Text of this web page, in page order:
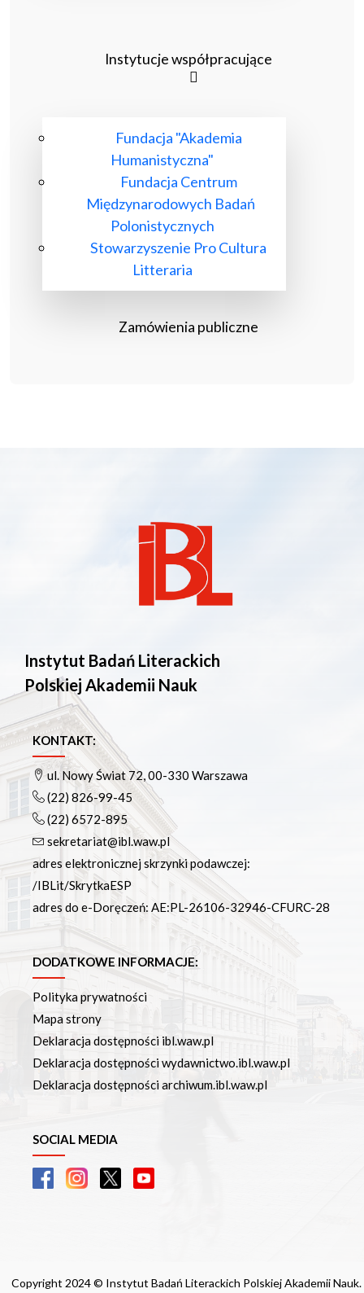
Instytucje współpracujące
Fundacja "Akademia
Humanistyczna"
Fundacja Centrum
Międzynarodowych Badań
Polonistycznych
Stowarzyszenie Pro Cultura
Litteraria
Zamówienia publiczne
Instytut Badań Literackich
Polskiej Akademii Nauk
KONTAKT:
ul. Nowy Świat 72, 00-330 Warszawa
(22) 826-99-45
(22) 6572-895
sekretariat@ibl.waw.pl
adres elektronicznej skrzynki podawczej:
/IBLit/SkrytkaESP
adres do e-Doręczeń: AE:PL-26106-32946-CFURC-28
DODATKOWE INFORMACJE:
Polityka prywatności
Mapa strony
Deklaracja dostępności ibl.waw.pl
Deklaracja dostępności wydawnictwo.ibl.waw.pl
Deklaracja dostępności archiwum.ibl.waw.pl
SOCIAL MEDIA
Copyright 2024 © Instytut Badań Literackich Polskiej Akademii Nauk.